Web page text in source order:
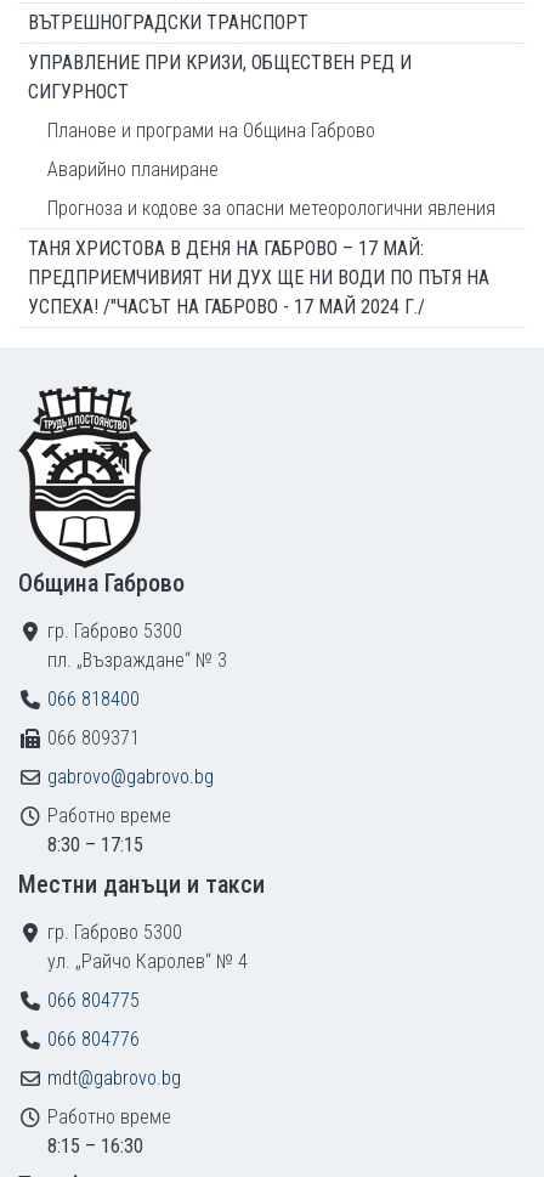
ВЪТРЕШНОГРАДСКИ ТРАНСПОРТ
УПРАВЛЕНИЕ ПРИ КРИЗИ, ОБЩЕСТВЕН РЕД И
СИГУРНОСТ
Планове и програми на Община Габрово
Аварийно планиране
Прогноза и кодове за опасни метеорологични явления
ТАНЯ ХРИСТОВА В ДЕНЯ НА ГАБРОВО – 17 МАЙ:
ПРЕДПРИЕМЧИВИЯТ НИ ДУХ ЩЕ НИ ВОДИ ПО ПЪТЯ НА
УСПЕХА! /"ЧАСЪТ НА ГАБРОВО - 17 МАЙ 2024 Г./
Footer
Община Габрово
гр. Габрово 5300
пл. „Възраждане“ № 3
066 818400
066 809371
gabrovo@gabrovo.bg
Работно време
8:30 – 17:15
Местни данъци и такси
гр. Габрово 5300
ул. „Райчо Каролев“ № 4
066 804775
066 804776
mdt@gabrovo.bg
Работно време
8:15 – 16:30